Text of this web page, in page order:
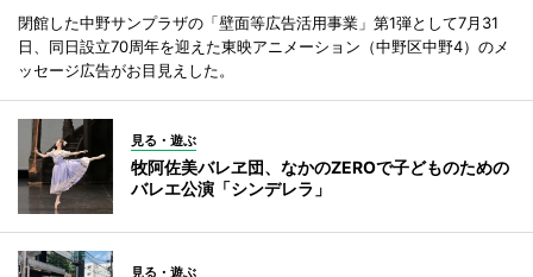
閉館した中野サンプラザの「壁面等広告活用事業」第1弾として7月31
日、同日設立70周年を迎えた東映アニメーション（中野区中野4）のメ
ッセージ広告がお目見えした。
見る・遊ぶ
牧阿佐美バレヱ団、なかのZEROで子どものための
バレエ公演「シンデレラ」
見る・遊ぶ